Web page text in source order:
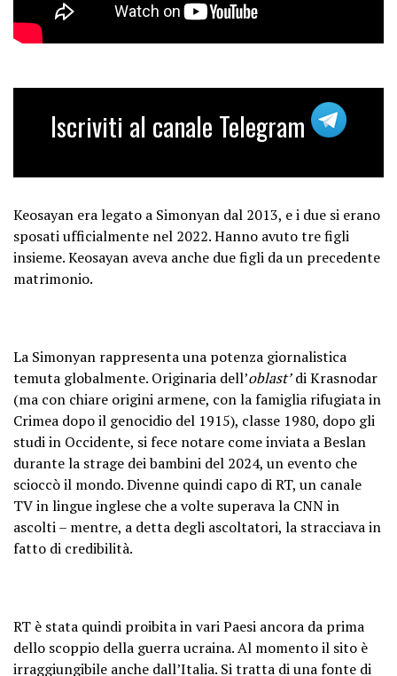
Iscriviti al canale Telegram
Keosayan era legato a Simonyan dal 2013, e i due si erano
sposati ufficialmente nel 2022. Hanno avuto tre figli
insieme. Keosayan aveva anche due figli da un precedente
matrimonio.
La Simonyan rappresenta una potenza giornalistica
temuta globalmente. Originaria dell’oblast’di Krasnodar
(ma con chiare origini armene, con la famiglia rifugiata in
Crimea dopo il genocidio del 1915), classe 1980, dopo gli
studi in Occidente, si fece notare come inviata a Beslan
durante la strage dei bambini del 2024, un evento che
scioccò il mondo. Divenne quindi capo di RT, un canale
TV in lingue inglese che a volte superava la CNN in
ascolti – mentre, a detta degli ascoltatori, la stracciava in
fatto di credibilità.
RT è stata quindi proibita in vari Paesi ancora da prima
dello scoppio della guerra ucraina. Al momento il sito è
irraggiungibile anche dall’Italia. Si tratta di una fonte di